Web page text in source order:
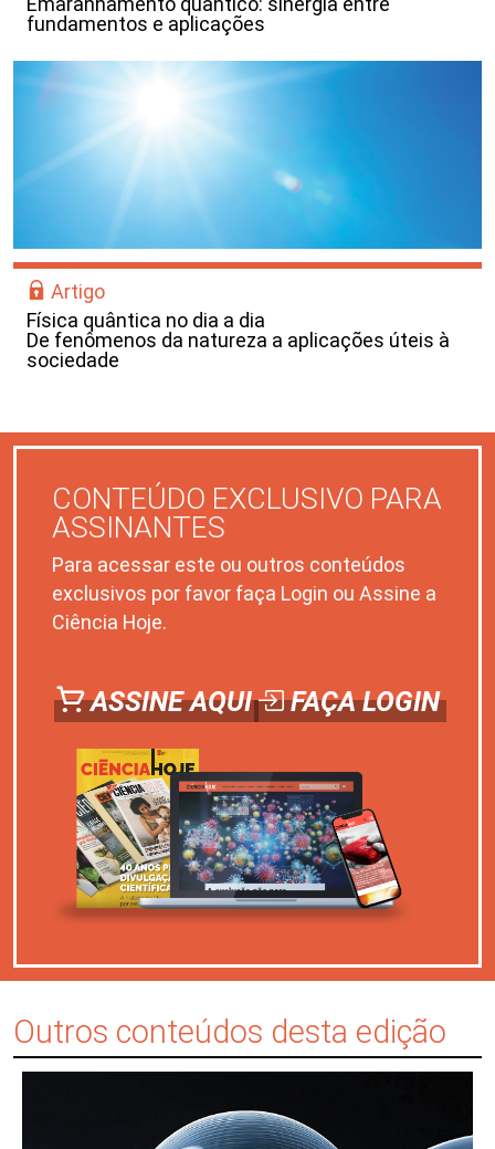
fundamentos e aplicações
Artigo
Física quântica no dia a dia
De fenômenos da natureza a aplicações úteis à
sociedade
CONTEÚDO EXCLUSIVO PARA
ASSINANTES
Para acessar este ou outros conteúdos
exclusivos por favor faça Login ou Assine a
Ciência Hoje.
ASSINE AQUI FAÇA LOGIN
Outros conteúdos desta edição